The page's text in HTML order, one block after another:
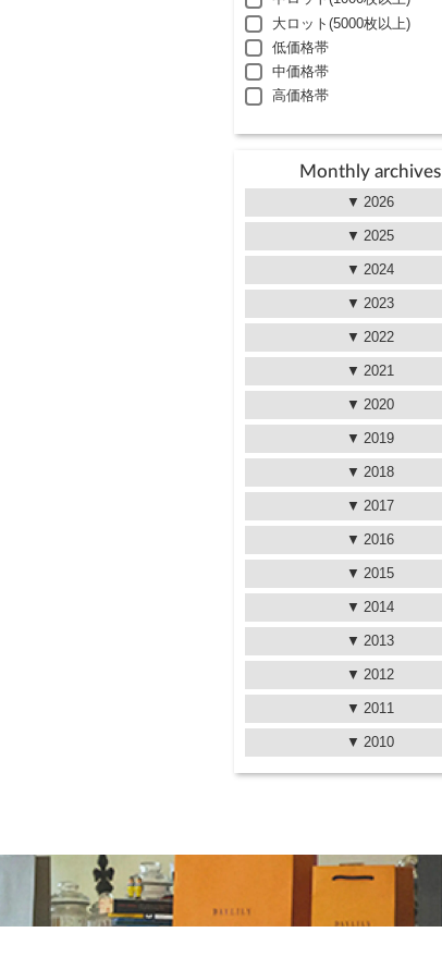
大ロット(5000枚以上)
低価格帯
中価格帯
高価格帯
Monthly archives
2026
2025
2024
2023
2022
2021
2020
2019
2018
2017
2016
2015
2014
2013
2012
2011
2010